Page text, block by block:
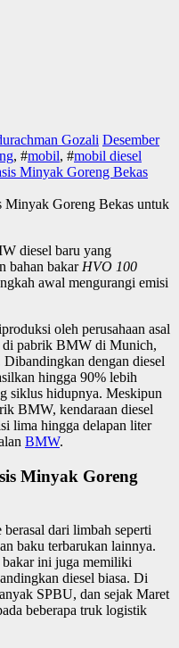
Gozali Desember
, #mobil, #mobil diesel
Goreng Bekas untuk
bahan bakar HVO 100
awal mengurangi emisi
oleh perusahaan asal
di pabrik BMW di Munich,
dengan diesel
hingga 90% lebih
siklus hidupnya. Meskipun
BMW, kendaraan diesel
lima hingga delapan liter
BMW.
Minyak Goreng
dari limbah seperti
baku terbarukan lainnya.
bakar ini juga memiliki
diesel biasa. Di
SPBU, dan sejak Maret
beberapa truk logistik